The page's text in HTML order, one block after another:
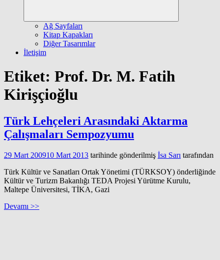
Ağ Sayfaları
Kitap Kapakları
Diğer Tasarımlar
İletişim
Etiket: Prof. Dr. M. Fatih
Kirişçioğlu
Türk Lehçeleri Arasındaki Aktarma
Çalışmaları Sempozyumu
29 Mart 200910 Mart 2013 tarihinde gönderilmiş İsa Sarı tarafından
Türk Kültür ve Sanatları Ortak Yönetimi (TÜRKSOY) önderliğinde
Kültür ve Turizm Bakanlığı TEDA Projesi Yürütme Kurulu,
Maltepe Üniversitesi, TİKA, Gazi
Devamı >>